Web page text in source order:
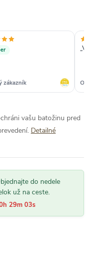
zákazník
vašu batožinu pred
Detailné
do nedele
už na ceste.
29m 02s